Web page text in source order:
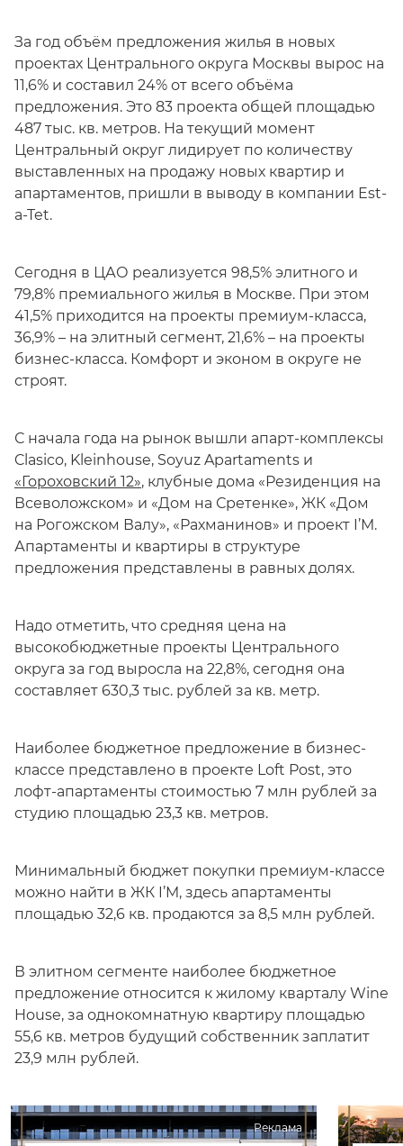
За год объём предложения жилья в новых
проектах Центрального округа Москвы вырос на
11,6% и составил 24% от всего объёма
предложения. Это 83 проекта общей площадью
487 тыс. кв. метров. На текущий момент
Центральный округ лидирует по количеству
выставленных на продажу новых квартир и
апартаментов, пришли в выводу в компании Est-
a-Tet.
Сегодня в ЦАО реализуется 98,5% элитного и
79,8% премиального жилья в Москве. При этом
41,5% приходится на проекты премиум-класса,
36,9% – на элитный сегмент, 21,6% – на проекты
бизнес-класса. Комфорт и эконом в округе не
строят.
С начала года на рынок вышли апарт-комплексы
Clasico, Kleinhouse, Soyuz Apartaments и
«Гороховский 12», клубные дома «Резиденция на
Всеволожском» и «Дом на Сретенке», ЖК «Дом
на Рогожском Валу», «Рахманинов» и проект I’M.
Апартаменты и квартиры в структуре
предложения представлены в равных долях.
Надо отметить, что средняя цена на
высокобюджетные проекты Центрального
округа за год выросла на 22,8%, сегодня она
составляет 630,3 тыс. рублей за кв. метр.
Наиболее бюджетное предложение в бизнес-
классе представлено в проекте Loft Post, это
лофт-апартаменты стоимостью 7 млн рублей за
студию площадью 23,3 кв. метров.
Минимальный бюджет покупки премиум-классе
можно найти в ЖК I’M, здесь апартаменты
площадью 32,6 кв. продаются за 8,5 млн рублей.
В элитном сегменте наиболее бюджетное
предложение относится к жилому кварталу Wine
House, за однокомнатную квартиру площадью
55,6 кв. метров будущий собственник заплатит
23,9 млн рублей.
Реклама